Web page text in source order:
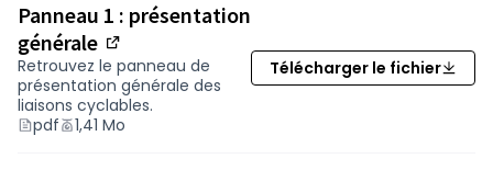
d'aménagement privilégiée
invités à faire part de vos remarques et
suggestions sur le choix de l'itinéraire et sur le
type d'aménagement.
Chacune de vos précisions
mieux
Panneau 1 : présentation
générale
(Nouvelle fenêtre)
Retrouvez le panneau de
présentation générale des
liaisons cyclables.
pdf
1,41 Mo
Télécharger le fichier